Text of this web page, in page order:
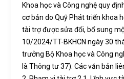
Khoa học và Công nghệ quy
cơ bản do Quỹ Phát triển khoa
tài trợ được sửa đổi, bổ sung
10/2024/TT-BKHCN ngày 30
trưởng Bộ Khoa học và Công
là Thông tư 37). Các văn bản